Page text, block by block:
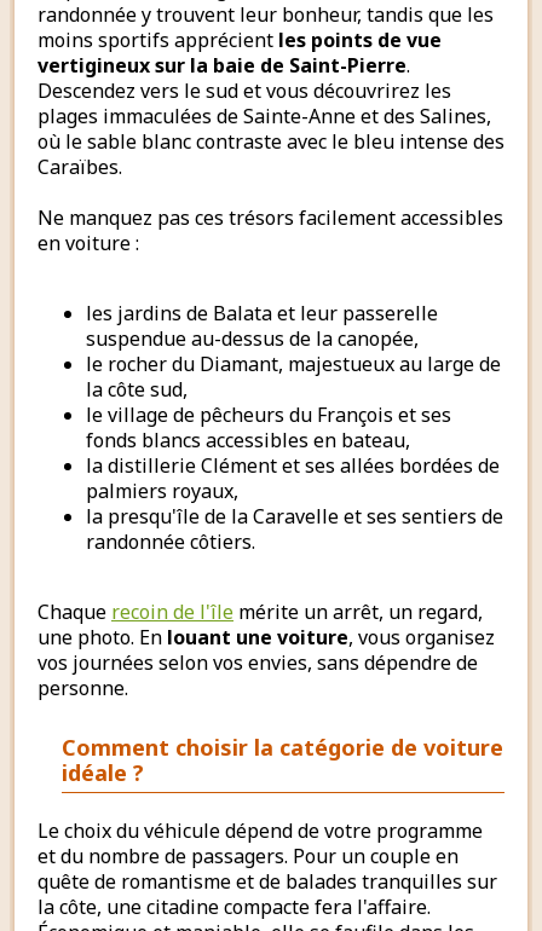
randonnée y trouvent leur bonheur, tandis que les
moins sportifs apprécient les points de vue
vertigineux sur la baie de Saint-Pierre.
Descendez vers le sud et vous découvrirez les
plages immaculées de Sainte-Anne et des Salines,
où le sable blanc contraste avec le bleu intense des
Caraïbes.
Ne manquez pas ces trésors facilement accessibles
en voiture :
les jardins de Balata et leur passerelle
suspendue au-dessus de la canopée,
le rocher du Diamant, majestueux au large de
la côte sud,
le village de pêcheurs du François et ses
fonds blancs accessibles en bateau,
la distillerie Clément et ses allées bordées de
palmiers royaux,
la presqu'île de la Caravelle et ses sentiers de
randonnée côtiers.
Chaque recoin de l'île mérite un arrêt, un regard,
une photo. En louant une voiture, vous organisez
vos journées selon vos envies, sans dépendre de
personne.
Comment choisir la catégorie de voiture
idéale ?
Le choix du véhicule dépend de votre programme
et du nombre de passagers. Pour un couple en
quête de romantisme et de balades tranquilles sur
la côte, une citadine compacte fera l'affaire.